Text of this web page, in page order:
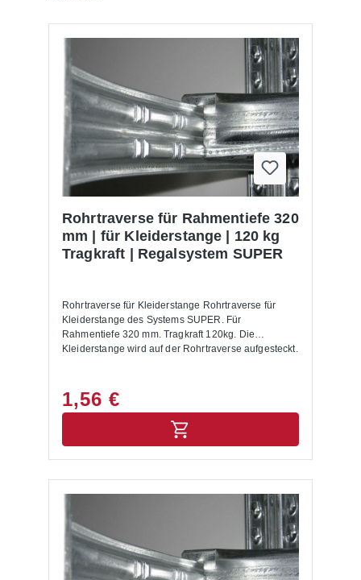
Rohrtraverse für Rahmentiefe 320
mm | für Kleiderstange | 120 kg
Tragkraft | Regalsystem SUPER
Rohrtraverse für Kleiderstange Rohrtraverse für
Kleiderstange des Systems SUPER. Für
Rahmentiefe 320 mm. Tragkraft 120kg. Die
Kleiderstange wird auf der Rohrtraverse aufgesteckt.
1,56 €